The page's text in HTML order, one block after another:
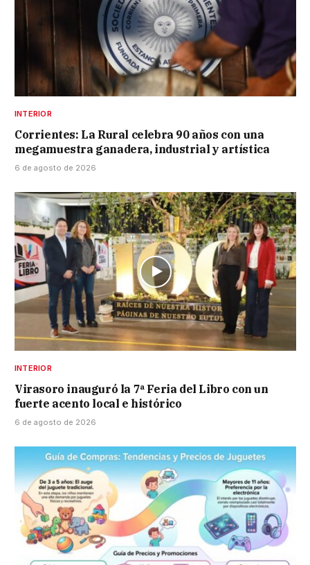
INTERIOR
Corrientes: La Rural celebra 90 años con una
megamuestra ganadera, industrial y artística
6 de agosto de 2026
INTERIOR
Virasoro inauguró la 7ª Feria del Libro con un
fuerte acento local e histórico
6 de agosto de 2026